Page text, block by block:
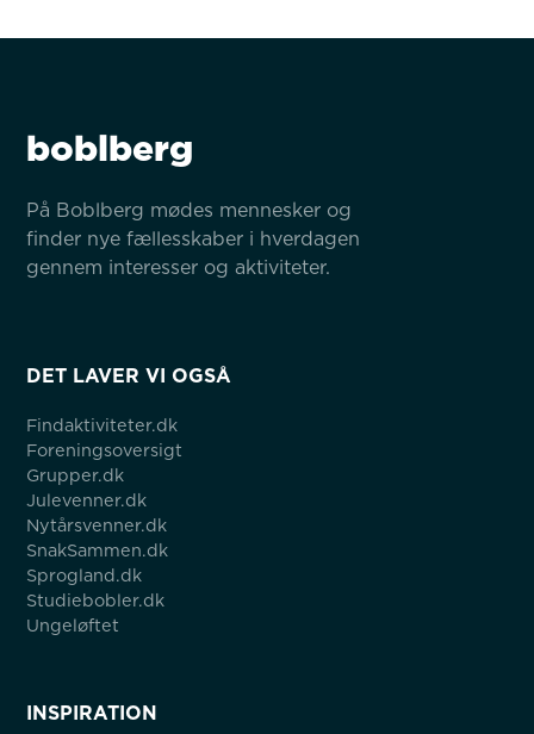
boblberg
På Boblberg mødes mennesker og
finder nye fællesskaber i hverdagen
gennem interesser og aktiviteter.
DET LAVER VI OGSÅ
Findaktiviteter.dk
Foreningsoversigt
Grupper.dk
Julevenner.dk
Nytårsvenner.dk
SnakSammen.dk
Sprogland.dk
Studiebobler.dk
Ungeløftet
INSPIRATION